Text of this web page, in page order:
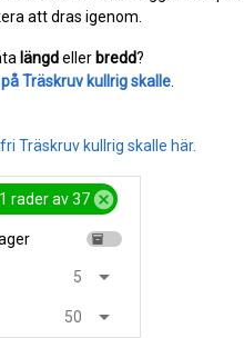
att dras igenom.
längdeller bredd?
Träskruv kullrig skalle
Träskruv kullrig skalle här.
rader av 37 cancel
inventory
5 arrow_drop_down
50 arrow_drop_down